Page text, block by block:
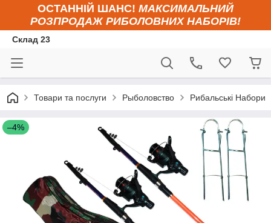
ОСТАННІЙ ШАНС! МАКСИМАЛЬНИЙ
РОЗПРОДАЖ РИБОЛОВНИХ НАБОРІВ!
Склад 23
Товари та послуги Рыболовство Рибальські Набори
–4%